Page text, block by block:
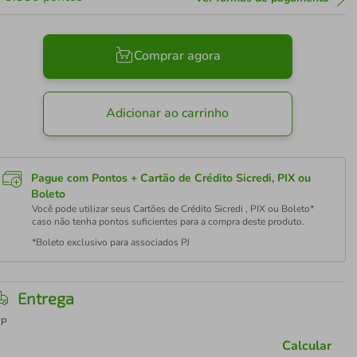
Comprar agora
Adicionar ao carrinho
Pague com Pontos + Cartão de Crédito Sicredi, PIX ou
Boleto
Você pode utilizar seus Cartões de Crédito Sicredi , PIX ou Boleto*
caso não tenha pontos suficientes para a compra deste produto.
*Boleto exclusivo para associados PJ
Entrega
Calcular